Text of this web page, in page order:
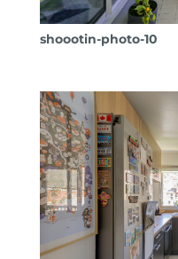
shoootin-photo-10